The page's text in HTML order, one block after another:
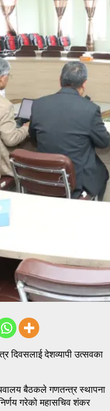
दिवसलाई देशव्यापी उत्सवका
बैठकले गणतन्त्र स्थापना
गरेको महासचिव शंकर